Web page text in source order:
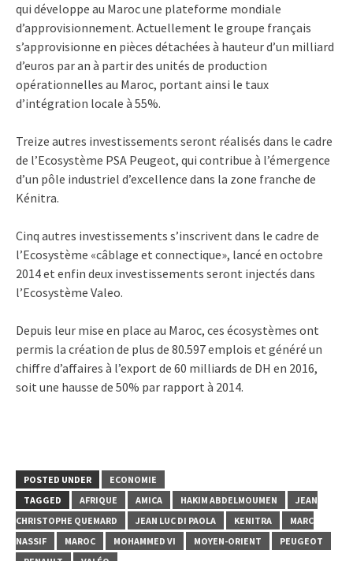
qui développe au Maroc une plateforme mondiale
d’approvisionnement. Actuellement le groupe français
s’approvisionne en pièces détachées à hauteur d’un milliard
d’euros par an à partir des unités de production
opérationnelles au Maroc, portant ainsi le taux
d’intégration locale à 55%.
Treize autres investissements seront réalisés dans le cadre
de l’Ecosystème PSA Peugeot, qui contribue à l’émergence
d’un pôle industriel d’excellence dans la zone franche de
Kénitra.
Cinq autres investissements s’inscrivent dans le cadre de
l’Ecosystème «câblage et connectique», lancé en octobre
2014 et enfin deux investissements seront injectés dans
l’Ecosystème Valeo.
Depuis leur mise en place au Maroc, ces écosystèmes ont
permis la création de plus de 80.597 emplois et généré un
chiffre d’affaires à l’export de 60 milliards de DH en 2016,
soit une hausse de 50% par rapport à 2014.
POSTED UNDER
ECONOMIE
TAGGED
AFRIQUE AMICA HAKIM ABDELMOUMEN
JEAN
CHRISTOPHE QUEMARD
JEAN LUC DI PAOLA KENITRA
MARC
NASSIF
MAROC MOHAMMED VI MOYEN-ORIENT
PEUGEOT